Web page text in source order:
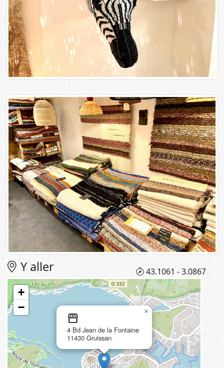
Y aller 43.1061 - 3.0867
storefront
4 Bd Jean de la Fontaine
11430 Gruissan
×
+
−